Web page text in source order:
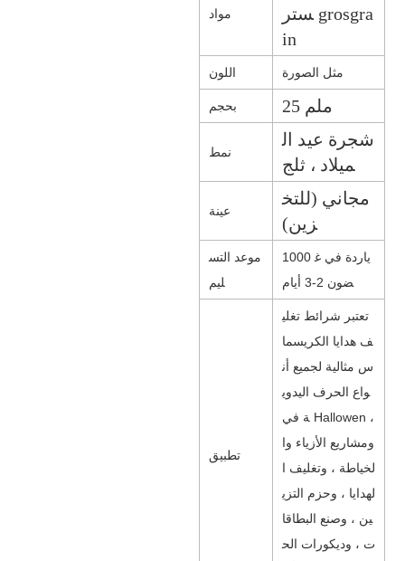
مواد
ستر grosgra
in
اللون مثل الصورة
بحجم 25 ملم
شجرة عيد ال
ميلاد ، ثلج
عينة
مجاني (للتخ
زين)
موعد التس
ليم
1000 ياردة في غ
ضون 2-3 أيام
تطبيق
تعتبر شرائط تغلي
ف هدايا الكريسما
س مثالية لجميع أن
واع الحرف اليدوي
ة في Hallowen ،
ومشاريع الأزياء وا
لخياطة ، وتغليف ا
لهدايا ، وحزم التزي
ين ، وصنع البطاقا
ت ، وديكورات الح